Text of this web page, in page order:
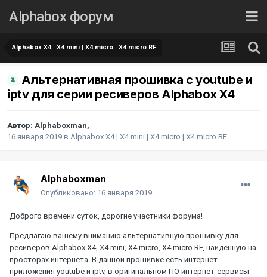
Alphabox форум
Alphabox X4 | X4 mini | X4 micro | X4 micro RF
Альтернативная прошивка с youtube и
iptv для серии ресиверов Alphabox X4
Автор: Alphaboxman,
16 января 2019 в Alphabox X4 | X4 mini | X4 micro | X4 micro RF
Alphaboxman
Опубликовано: 16 января 2019
Доброго времени суток, дорогие участники форума!
Предлагаю вашему вниманию альтернативную прошивку для
ресиверов Alphabox X4, X4 mini, X4 micro, X4 micro RF, найденную на
просторах интернета. В данной прошивке есть интернет-
приложения youtube и iptv, в оригинальном ПО интернет-сервисы